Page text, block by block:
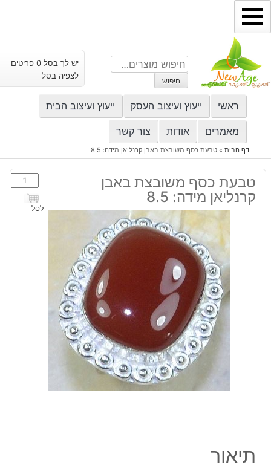
דילוג
לתוכן
חיפוש
עבור:
חיפוש
יש לך בסל 0 פריטים
לצפיה בסל
ראשי ייעוץ ועיצוב העסק ייעוץ ועיצוב הבית
מאמרים אודות צור קשר
דף הבית» טבעת כסף משובצת באבן קרנליאן מידה: 8.5
טבעת כסף משובצת באבן
קרנליאן מידה: 8.5
כמות
של
טבעת
לסל
תיאור